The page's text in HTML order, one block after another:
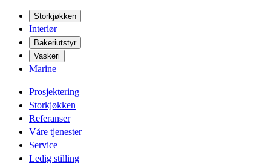
Storkjøkken
Interiør
Bakeriutstyr
Vaskeri
Marine
Prosjektering
Storkjøkken
Referanser
Våre tjenester
Service
Ledig stilling